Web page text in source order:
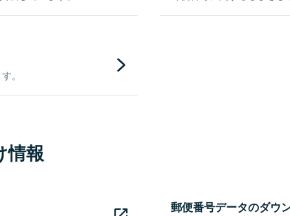
。
情報
郵便番号データのダウ